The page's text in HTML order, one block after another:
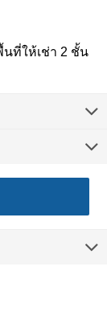
นที่ให้เช่า 2 ชั้น